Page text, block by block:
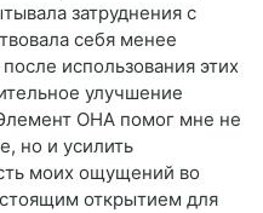
затруднения с
себя менее
использования этих
улучшение
ОНА помог мне не
но и усилить
моих ощущений во
открытием для